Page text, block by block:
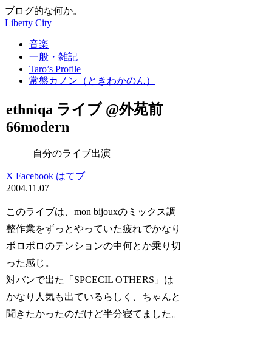
ブログ的な何か。
Liberty City
音楽
一般・雑記
Taro’s Profile
常盤カノン（ときわかのん）
ethniqa ライブ @外苑前
66modern
自分のライブ出演
X Facebook はてブ
2004.11.07
このライブは、mon bijouxのミックス調
整作業をずっとやっていた疲れでかなり
ボロボロのテンションの中何とか乗り切
った感じ。
対バンで出た「SPCECIL OTHERS」は
かなり人気も出ているらしく、ちゃんと
聞きたかったのだけど半分寝てました。